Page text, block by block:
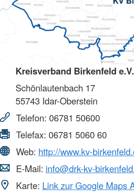
Kreisverband Birkenfeld e.V.
Schönlautenbach 17
55743 Idar-Oberstein
Telefon: 06781 50600
Telefax: 06781 5060 60
Web: http://www.kv-
E-Mail: info@drk-kv-
Karte: Link zur Google Maps